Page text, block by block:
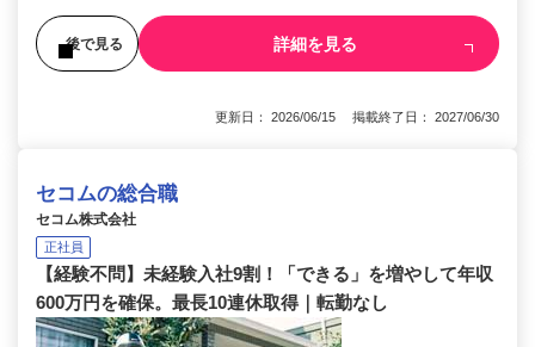
後で見る 詳細を見る
更新日： 2026/06/15 掲載終了日： 2027/06/30
セコムの総合職
セコム株式会社
正社員
【経験不問】未経験入社9割！「できる」を増やして年収
600万円を確保。最長10連休取得｜転勤なし